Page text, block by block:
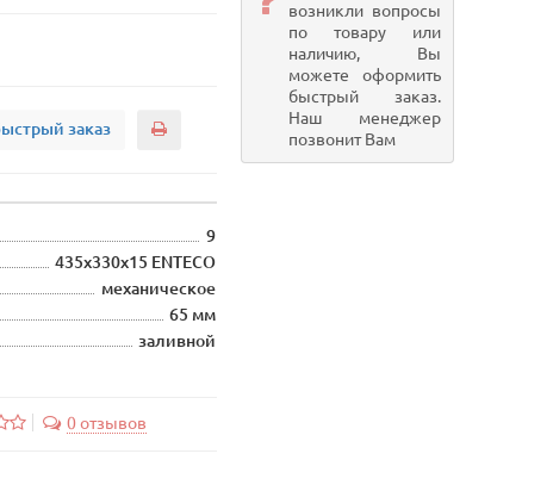
заказ
9
435x330x15 ENTECO
механическое
65 мм
заливной
0 отзывов
возникли вопросы
по товару или
наличию, Вы
можете оформить
быстрый заказ.
Наш менеджер
позвонит Вам